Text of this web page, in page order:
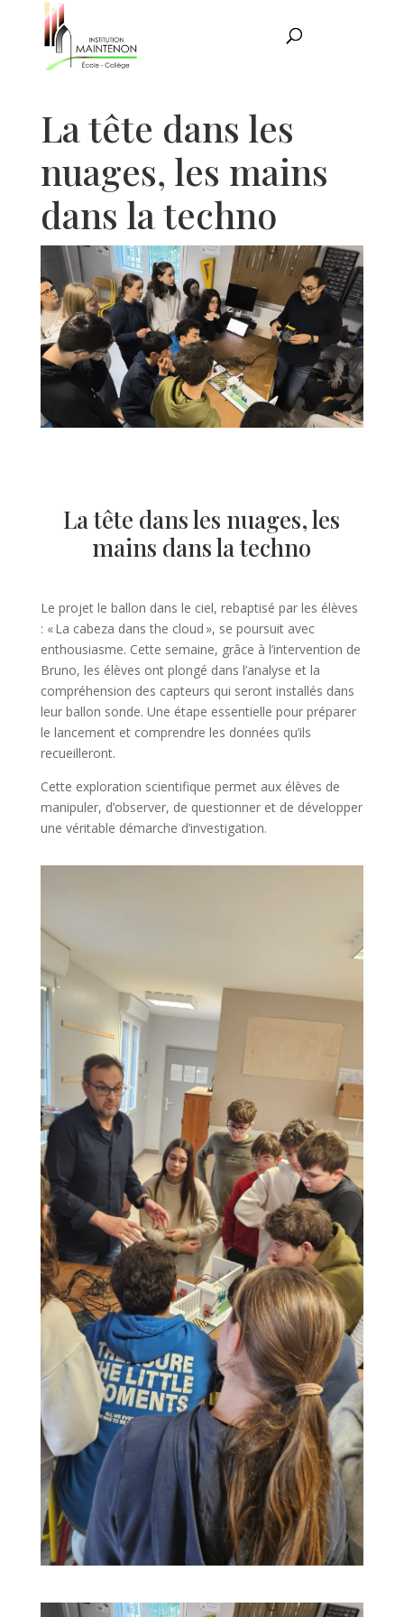
La tête dans les
nuages, les mains
dans la techno
La tête dans les nuages, les
mains dans la techno
Le projet le ballon dans le ciel, rebaptisé par les élèves
: « La cabeza dans the cloud », se poursuit avec
enthousiasme. Cette semaine, grâce à l’intervention de
Bruno, les élèves ont plongé dans l’analyse et la
compréhension des capteurs qui seront installés dans
leur ballon sonde. Une étape essentielle pour préparer
le lancement et comprendre les données qu’ils
recueilleront.
Cette exploration scientifique permet aux élèves de
manipuler, d’observer, de questionner et de développer
une véritable démarche d’investigation.